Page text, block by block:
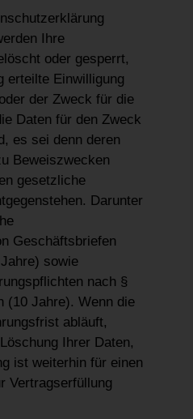
Ihre
oder gesperrt,
erteilte Einwilligung
der Zweck für die
Daten für den Zweck
es sei denn deren
Beweiszwecken
gesetzliche
Darunter
Geschäftsbriefen
sowie
nach §
(10 Jahre). Wenn die
abläuft,
Ihrer Daten,
ist weiterhin für einen
Vertragserfüllung